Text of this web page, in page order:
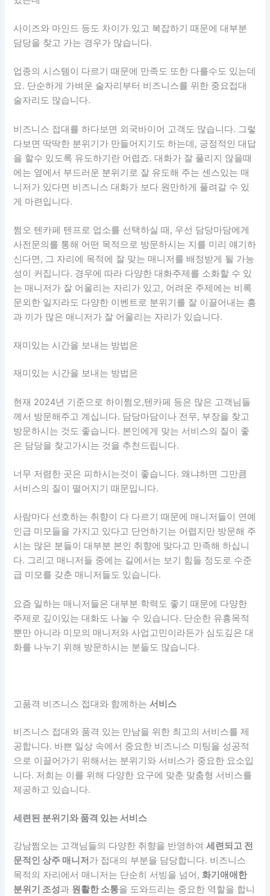
사이즈와 마인드 등도 차이가 있고 복잡하기 때문에 대부분
담당을 찾고 가는 경우가 많습니다.
업종의 시스템이 다르기 때문에 만족도 또한 다를수도 있는데
요. 단순하게 가벼운 술자리부터 비즈니스를 위한 중요접대
술자리도 많습니다.
비즈니스 접대를 하다보면 외국바이어 고객도 많습니다. 그렇
다보면 딱딱한 분위기가 만들어지기도 하는데, 긍정적인 대답
을 할수 있도록 유도하기란 어렵죠. 대화가 잘 풀리지 않을때
에는 옆에서 부드러운 분위기로 잘 유도해 주는 센스있는 매
니저가 있다면 비즈니스 대화가 보다 원만하게 풀려갈 수 있
게 마련입니다.
쩜오 텐카페 텐프로 업소를 선택하실 때, 우선 담당마담에게
사전문의를 통해 어떤 목적으로 방문하시는 지를 미리 얘기하
신다면, 그 자리에 목적에 잘 맞는 매니저를 배정받게 될 가능
성이 커집니다. 경우에 따라 다양한 대화주제를 소화할 수 있
는 매니저가 잘 어울리는 자리가 있고, 어려운 주제에는 비록
문외한 일지라도 다양한 이벤트로 분위기를 잘 이끌어내는 흥
과 끼가 많은 매니저가 잘 어울리는 자리가 있습니다.
재미있는 시간을 보내는 방법은
재미있는 시간을 보내는 방법은
현재 2024년 기준으로 하이쩜오,텐카페 등은 많은 고객님들
께서 방문해주고 계십니다. 담당마담이나 전무, 부장을 찾고
방문하시는 것도 좋습니다. 본인에게 맞는 서비스의 질이 좋
은 담당을 찾고가시는 것을 추천드립니다.
너무 저렴한 곳은 피하시는것이 좋습니다. 왜냐하면 그만큼
서비스의 질이 떨어지기 때문입니다.
사람마다 선호하는 취향이 다 다르기 때문에 매니저들이 연예
인급 미모들을 가지고 있다고 단언하기는 어렵지만 방문해 주
시는 많은 분들이 대부분 본인 취향에 맞다고 만족해 하십니
다. 그리고 매니저들 중에는 길에서는 보기 힘들 정도로 수준
급 미모를 갖춘 매니저들도 있습니다.
요즘 일하는 매니저들은 대부분 학력도 좋기 때문에 다양한
주제로 깊이있는 대화도 나눌 수 있습니다. 단순한 유흥목적
뿐만 아니라 미모의 매니저와 사업고민이라든가 심도깊은 대
화를 나누기 위해 방문하시는 분들도 많습니다.
고품격 비즈니스 접대와 함께하는서비스
비즈니스 접대와 품격 있는 만남을 위한 최고의 서비스를 제
공합니다. 바쁜 일상 속에서 중요한 비즈니스 미팅을 성공적
으로 이끌어가기 위해서는 분위기와 서비스가 중요한 요소입
니다. 저희는 이를 위해 다양한 요구에 맞춘 맞춤형 서비스를
제공하고 있습니다.
세련된 분위기와 품격 있는 서비스
강남쩜오는 고객님들의 다양한 취향을 반영하여세련되고 전
문적인 상주 매니저 가 접대의 부분을 담당합니다. 비즈니스
목적의 자리에서 매니저는 단순히 서빙을 넘어, 화기애애한
분위기 조성과 원활한 소통을 도와드리는 중요한 역할을 합니